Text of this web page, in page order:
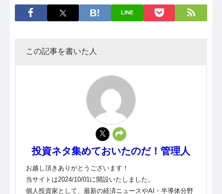
LINE
この記事を書いた人
投資ネタ集めておいたのだ！管理人
お越し頂きありがとうございます！
当サイトは2024/10/01に開設いたしました。
個人投資家として、最新の経済ニュースやAI・半導体分野